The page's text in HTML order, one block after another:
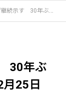
り高水準更新へ｜2025年12月25日
30年ぶ
25日